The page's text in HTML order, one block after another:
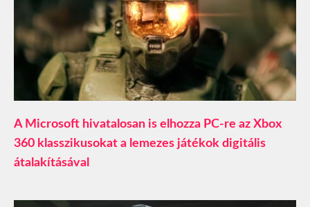
A Microsoft hivatalosan is elhozza PC-re az Xbox
360 klasszikusokat a lemezes játékok digitális
átalakításával